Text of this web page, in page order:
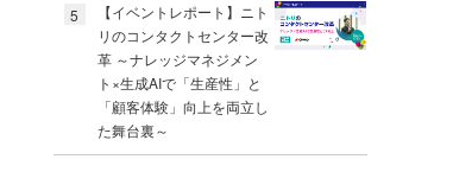
5
【イベントレポート】ニト
リのコンタクトセンター改
革 ～ナレッジマネジメン
ト×生成AIで「生産性」と
「顧客体験」向上を両立し
た舞台裏～